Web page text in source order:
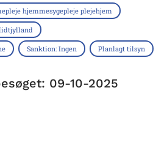
hjemmesygepleje plejehjem
Sanktion: Ingen Planlagt tilsyn
09-10-2025